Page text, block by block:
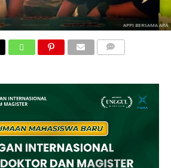
APPI BERSAMA ARA